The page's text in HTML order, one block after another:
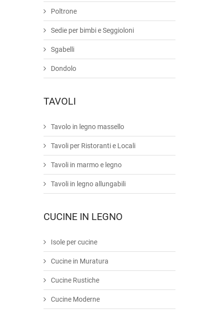
Poltrone
Sedie per bimbi e Seggioloni
Sgabelli
Dondolo
TAVOLI
Tavolo in legno massello
Tavoli per Ristoranti e Locali
Tavoli in marmo e legno
Tavoli in legno allungabili
CUCINE IN LEGNO
Isole per cucine
Cucine in Muratura
Cucine Rustiche
Cucine Moderne